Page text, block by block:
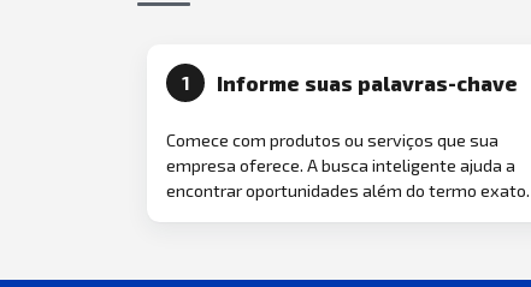
1 Informe suas palavras-chave
Comece com produtos ou serviços que sua
empresa oferece. A busca inteligente ajuda a
encontrar oportunidades além do termo exato.